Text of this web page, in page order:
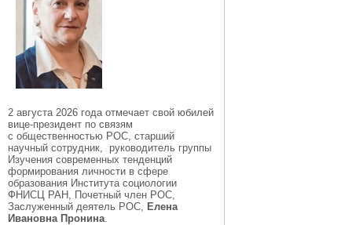
2 августа 2026 года отмечает свой юбилей
вице-президент по связям
с общественностью РОС, старший
научный сотрудник, руководитель группы
Изучения современных тенденций
формирования личности в сфере
образования Института социологии
ФНИСЦ РАН, Почетный член РОС,
Заслуженный деятель РОС, Елена
Ивановна Пронина.